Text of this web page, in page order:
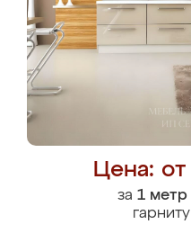
Цена:
за 1 метр